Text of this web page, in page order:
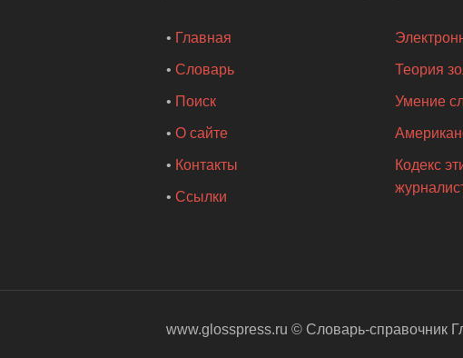
• Главная
• Словарь
• Поиск
• О сайте
• Контакты
• Ссылки
Теория
Умение
Кодекс
www.glosspress.ru © Словарь-справочник